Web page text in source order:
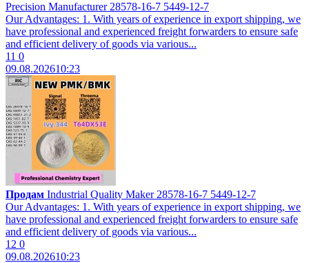
Precision Manufacturer 28578-16-7 5449-12-7
Our Advantages: 1. With years of experience in export shipping, we
have professional and experienced freight forwarders to ensure safe
and efficient delivery of goods via various...
11 0
09.08.202610:23
Продам Industrial Quality Maker 28578-16-7 5449-12-7
Our Advantages: 1. With years of experience in export shipping, we
have professional and experienced freight forwarders to ensure safe
and efficient delivery of goods via various...
12 0
09.08.202610:23